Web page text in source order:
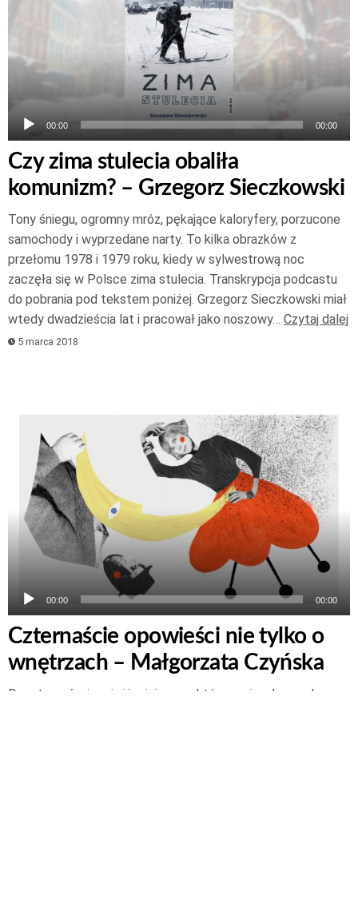
00:00 00:00
Czy zima stulecia obaliła
komunizm? – Grzegorz Sieczkowski
Tony śniegu, ogromny mróz, pękające kaloryfery, porzucone
samochody i wyprzedane narty. To kilka obrazków z
przełomu 1978 i 1979 roku, kiedy w sylwestrową noc
zaczęła się w Polsce zima stulecia. Transkrypcja podcastu
do pobrania pod tekstem poniżej. Grzegorz Sieczkowski miał
wtedy dwadzieścia lat i pracował jako noszowy… Czytaj dalej
5 marca 2018
plików
dźwiękowych
00:00 00:00
Czternaście opowieści nie tylko o
wnętrzach – Małgorzata Czyńska
Dom to coś więcej niż miejsce, w którym mieszkamy. Jego